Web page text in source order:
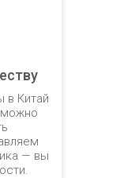
в Китай
можно
— вы